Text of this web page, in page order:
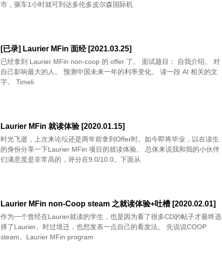
市，驱车1小时就可到达多伦多皮尔森国际机
[已录] Laurier MFin 面经 [2021.03.25]
已经拿到 Laurier MFin non-coop 的 offer 了。 面试题目： 自我介绍。 对
自己影响最大的人。 预测中国未来一年的利率变化。 读一段 AI 相关的文
字。 Timeli
Laurier MFin 就读体验 [2020.01.15]
时光飞逝，上次来论坛还是两年前拿到Offer时。如今即将毕业，以在读生
的身份分享一下Laurier MFin 项目的就读体验。 总体来说我和我的小伙伴
们满意度是非常高的，评分在9.0/10.0。下面从
Laurier MFin non-Coop steam 之就读体验+吐槽 [2020.02.01]
作为一个曾经在Laurier就读的学生，也是因为看了很多CD的帖子才最终选
择了Laurier。时过境迁，也想发表一点自己的看发法。 先说说COOP
steam。Laurier MFin program